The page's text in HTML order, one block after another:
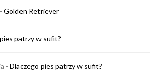
- Golden Retriever
patrzy w sufit?
- Dlaczego pies patrzy w sufit?